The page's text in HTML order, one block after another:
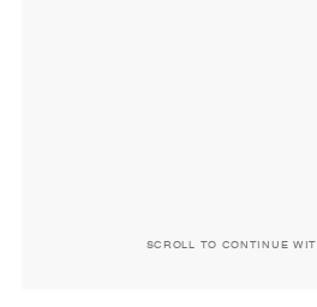
SCROLL TO CONTINUE